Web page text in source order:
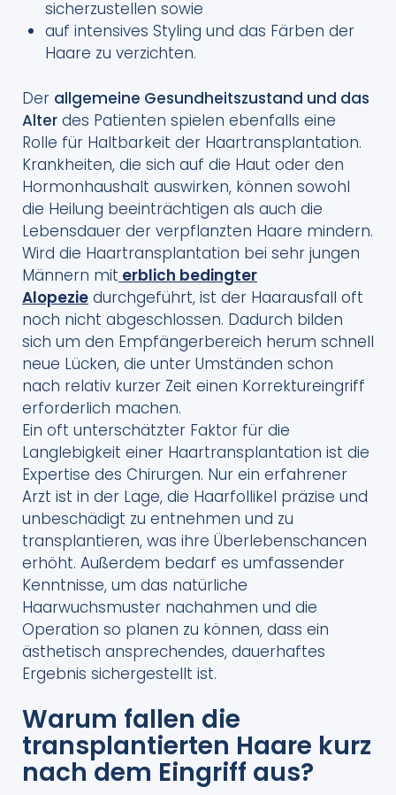
sicherzustellen sowie
auf intensives Styling und das Färben der
Haare zu verzichten.
Der allgemeine Gesundheitszustand und das
Alter des Patienten spielen ebenfalls eine
Rolle für Haltbarkeit der Haartransplantation.
Krankheiten, die sich auf die Haut oder den
Hormonhaushalt auswirken, können sowohl
die Heilung beeinträchtigen als auch die
Lebensdauer der verpflanzten Haare mindern.
Wird die Haartransplantation bei sehr jungen
Männern mit erblich bedingter
Alopezie durchgeführt, ist der Haarausfall oft
noch nicht abgeschlossen. Dadurch bilden
sich um den Empfängerbereich herum schnell
neue Lücken, die unter Umständen schon
nach relativ kurzer Zeit einen Korrektureingriff
erforderlich machen.
Ein oft unterschätzter Faktor für die
Langlebigkeit einer Haartransplantation ist die
Expertise des Chirurgen. Nur ein erfahrener
Arzt ist in der Lage, die Haarfollikel präzise und
unbeschädigt zu entnehmen und zu
transplantieren, was ihre Überlebenschancen
erhöht. Außerdem bedarf es umfassender
Kenntnisse, um das natürliche
Haarwuchsmuster nachahmen und die
Operation so planen zu können, dass ein
ästhetisch ansprechendes, dauerhaftes
Ergebnis sichergestellt ist.
Warum fallen die
transplantierten Haare kurz
nach dem Eingriff aus?